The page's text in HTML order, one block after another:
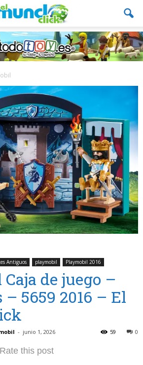
Antiguos playmobil Playmobil 2016
de juego –
– 5659 2016 – El
- junio 1, 2026 0
59
Rate this post